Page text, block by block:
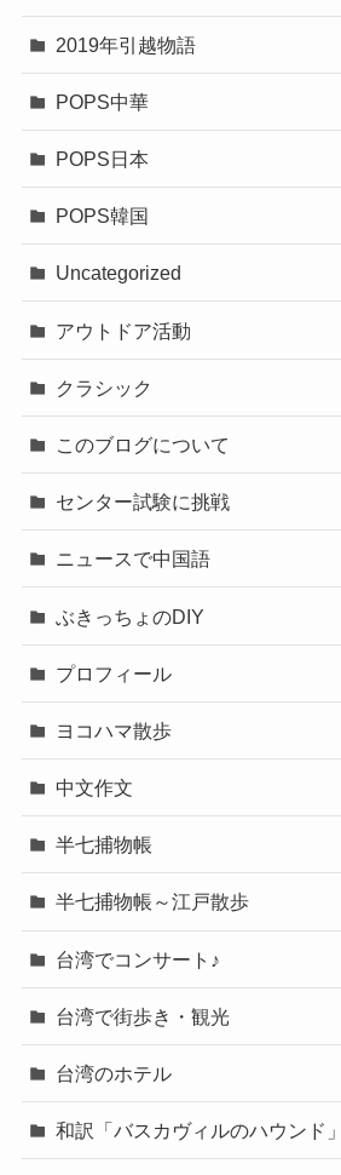
2019年引越物語
POPS中華
POPS日本
POPS韓国
Uncategorized
アウトドア活動
クラシック
このブログについて
センター試験に挑戦
ニュースで中国語
ぶきっちょのDIY
プロフィール
ヨコハマ散歩
中文作文
半七捕物帳
半七捕物帳～江戸散歩
台湾でコンサート♪
台湾で街歩き・観光
台湾のホテル
和訳「バスカヴィルのハウンド」